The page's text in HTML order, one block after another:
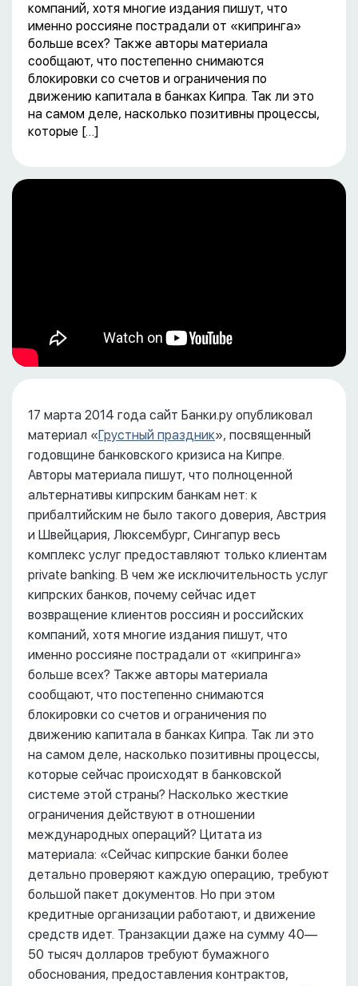
компаний, хотя многие издания пишут, что
именно россияне пострадали от «кипринга»
больше всех? Также авторы материала
сообщают, что постепенно снимаются
блокировки со счетов и ограничения по
движению капитала в банках Кипра. Так ли это
на самом деле, насколько позитивны процессы,
которые […]
17 марта 2014 года сайт Банки.ру опубликовал
материал «Грустный праздник», посвященный
годовщине банковского кризиса на Кипре.
Авторы материала пишут, что полноценной
альтернативы кипрским банкам нет: к
прибалтийским не было такого доверия, Австрия
и Швейцария, Люксембург, Сингапур весь
комплекс услуг предоставляют только клиентам
private banking. В чем же исключительность услуг
кипрских банков, почему сейчас идет
возвращение клиентов россиян и российских
компаний, хотя многие издания пишут, что
именно россияне пострадали от «кипринга»
больше всех? Также авторы материала
сообщают, что постепенно снимаются
блокировки со счетов и ограничения по
движению капитала в банках Кипра. Так ли это
на самом деле, насколько позитивны процессы,
которые сейчас происходят в банковской
системе этой страны? Насколько жесткие
ограничения действуют в отношении
международных операций? Цитата из
материала: «Сейчас кипрские банки более
детально проверяют каждую операцию, требуют
большой пакет документов. Но при этом
кредитные организации работают, и движение
средств идет. Транзакции даже на сумму 40—
50 тысяч долларов требуют бумажного
обоснования, предоставления контрактов,